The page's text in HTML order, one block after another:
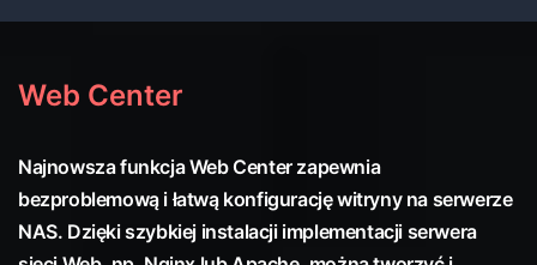
Web Center
Najnowsza funkcja Web Center zapewnia
bezproblemową i łatwą konfigurację witryny na serwerze
NAS. Dzięki szybkiej instalacji implementacji serwera